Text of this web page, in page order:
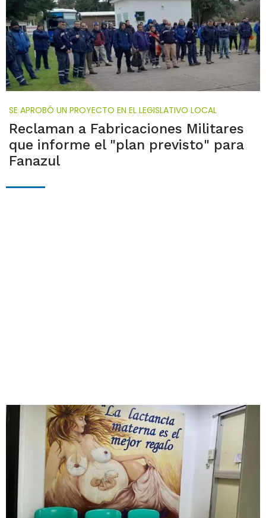
SE APROBÓ UN PROYECTO EN EL LEGISLATIVO LOCAL
Reclaman a Fabricaciones Militares
que informe el "plan previsto" para
Fanazul